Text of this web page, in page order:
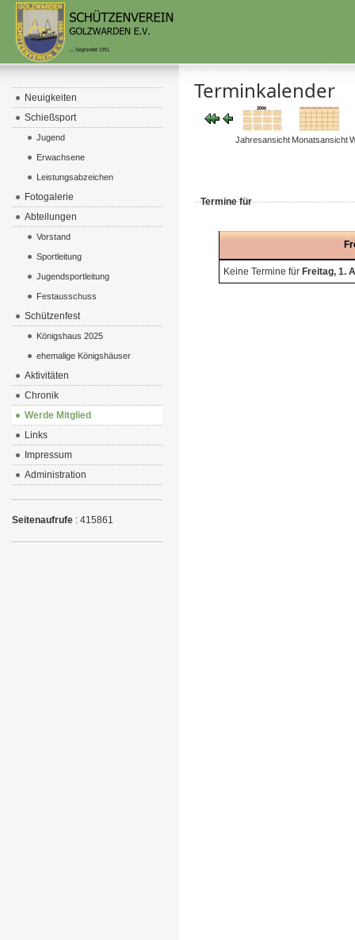
Terminkalender
Jahresansicht Monatsansicht
Termine für
Keine Termine für Freitag, 1.
Neuigkeiten
Schießsport
Jugend
Erwachsene
Leistungsabzeichen
Fotogalerie
Abteilungen
Vorstand
Sportleitung
Jugendsportleitung
Festausschuss
Schützenfest
Königshaus 2025
ehemalige Königshäuser
Aktivitäten
Chronik
Werde Mitglied
Links
Impressum
Administration
Seitenaufrufe: 415861